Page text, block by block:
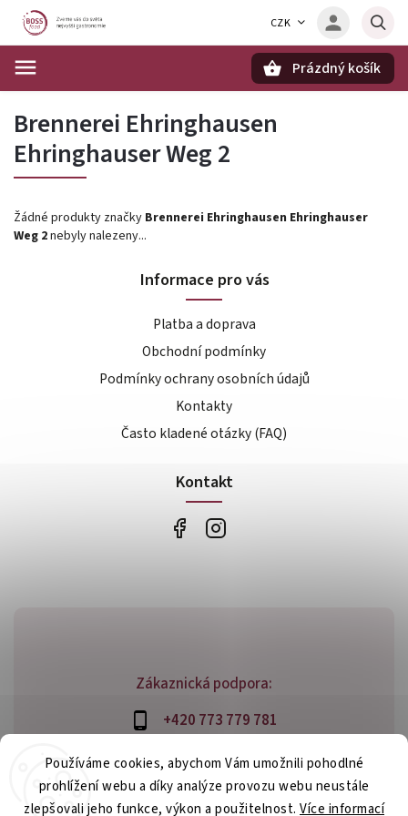
Používáme cookies, abychom Vám umožnili pohodlné
prohlížení webu a díky analýze provozu webu neustále
zlepšovali jeho funkce, výkon a použitelnost. Více informací
CZK
Prázdný košík
Brennerei Ehringhausen
Ehringhauser Weg 2
Žádné produkty značky Brennerei Ehringhausen Ehringhauser
Weg 2nebyly nalezeny...
Zákaznická podpora:
+420 773 779 781
info@bossfood.cz
Informace pro vás
Platba a doprava
Obchodní podmínky
Podmínky ochrany osobních údajů
Kontakty
Často kladené otázky (FAQ)
Kontakt